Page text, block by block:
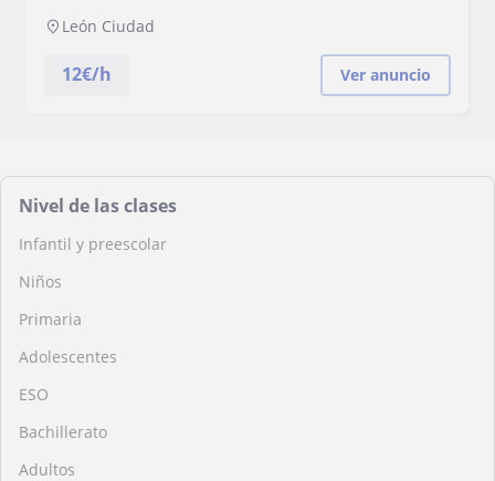
León Ciudad
12€/h Ver anuncio
Nivel de las clases
Infantil y preescolar
Niños
Primaria
Adolescentes
ESO
Bachillerato
Adultos